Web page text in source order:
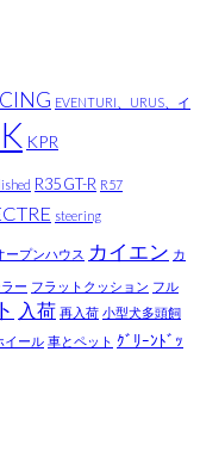
EVENTURI、URUS、イ
KPR
R35 GT-R R57
steering
ープンハウス カイエン カ
ー フラットクッション フル
入荷 再入荷 小型犬多頭飼
イール 車とペット ｸﾞﾘｰﾝﾄﾞｯ